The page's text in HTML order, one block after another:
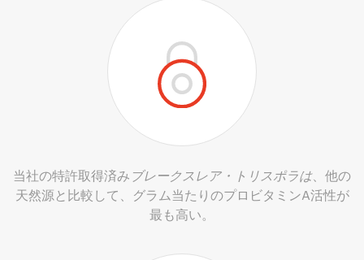
当社の特許取得済み ブレークスレア・トリスポラは、他の
天然源と比較して、グラム当たりのプロビタミンA活性が
最も高い。